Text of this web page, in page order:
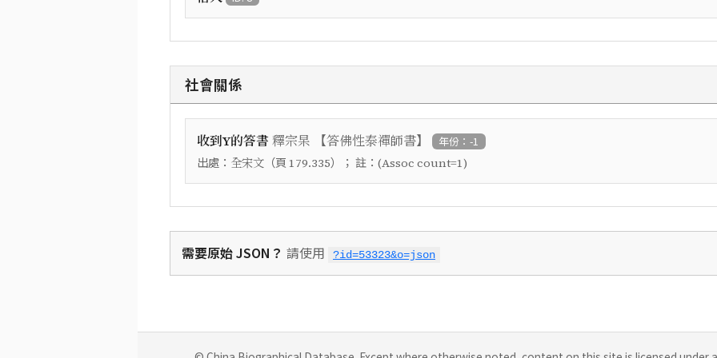
社會關係
收到Y的答書 釋宗杲 【答佛性泰禪師書】 年份：-1
出處： 全宋文 （頁 179.335）； 註： (Assoc count=1)
需要原始 JSON？ 請使用 ?id=53323&o=json